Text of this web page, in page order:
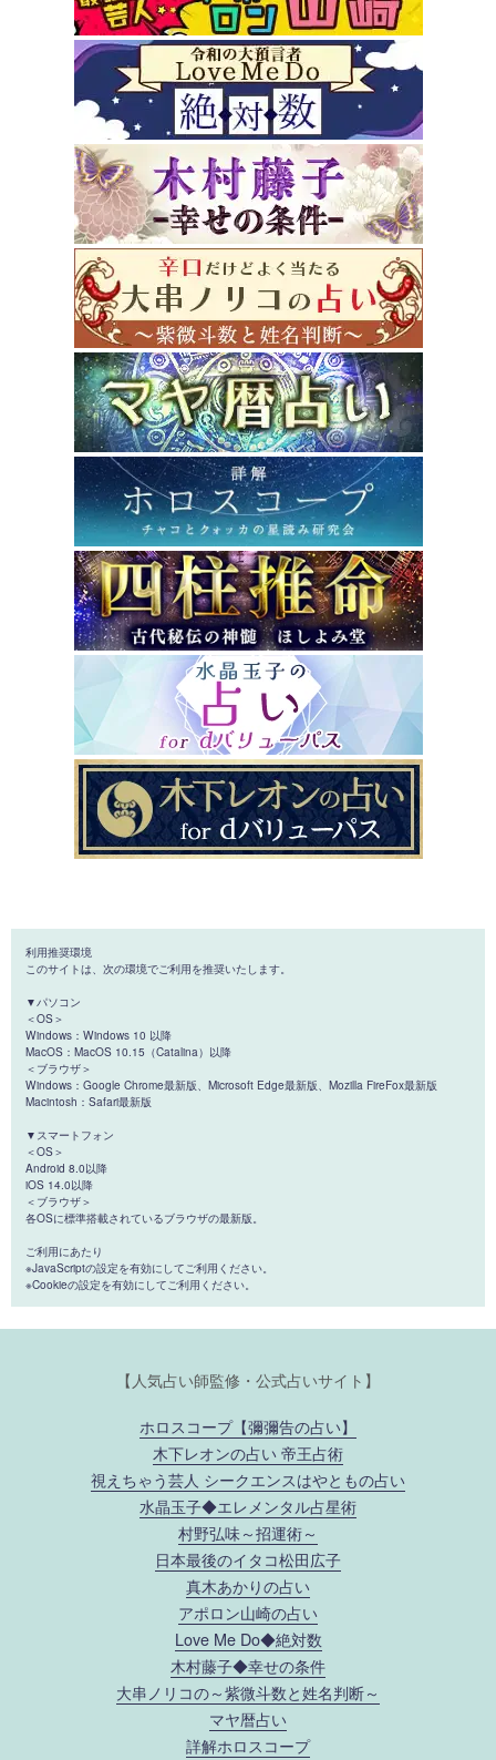
利用推奨環境
このサイトは、次の環境でご利用を推奨いたします。
▼パソコン
＜OS＞
Windows：Windows 10 以降
MacOS：MacOS 10.15（Catalina）以降
＜ブラウザ＞
Windows：Google Chrome最新版、Microsoft Edge最新版、Mozilla FireFox最新版
Macintosh：Safari最新版
▼スマートフォン
＜OS＞
Android 8.0以降
iOS 14.0以降
＜ブラウザ＞
各OSに標準搭載されているブラウザの最新版。
ご利用にあたり
※JavaScriptの設定を有効にしてご利用ください。
※Cookieの設定を有効にしてご利用ください。
【人気占い師監修・公式占いサイト】
ホロスコープ【彌彌告の占い】
木下レオンの占い 帝王占術
視えちゃう芸人 シークエンスはやともの占い
水晶玉子◆エレメンタル占星術
村野弘味～招運術～
日本最後のイタコ松田広子
真木あかりの占い
アポロン山崎の占い
Love Me Do◆絶対数
木村藤子◆幸せの条件
大串ノリコの～紫微斗数と姓名判断～
マヤ暦占い
詳解ホロスコープ